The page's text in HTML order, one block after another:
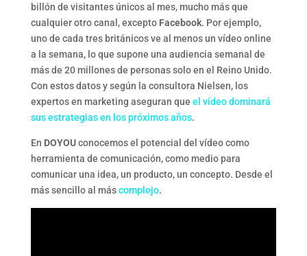
billón de visitantes únicos al mes, mucho más que
cualquier otro canal, excepto Facebook. Por ejemplo,
uno de cada tres británicos ve al menos un vídeo online
a la semana, lo que supone una audiencia semanal de
más de 20 millones de personas solo en el Reino Unido.
Con estos datos y según la consultora Nielsen, los
expertos en marketing aseguran que el vídeo dominará
sus estrategias en los próximos años.
En DOYOUconocemos el potencial del vídeo como
herramienta de comunicación, como medio para
comunicar una idea, un producto, un concepto. Desde el
más sencillo al máscomplejo.